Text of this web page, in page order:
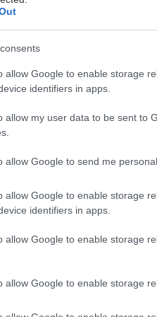
allow Google to enable storage
identifiers in apps.
allow my user data to be sent to
allow Google to send me
allow Google to enable storage
identifiers in apps.
allow Google to enable storage
allow Google to enable storage
σεξ δεν είναι ούτε
την στιγμή που η
το κεφάλι, είναι πολύ
η με κάτι
να μην κάνεις τα
δεν μιλάμε για
θα το έλεγε στον
άρα να έχεις
την ξενέρα σου